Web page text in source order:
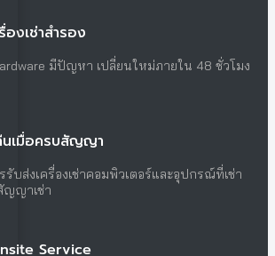
องเช่าสำรอง
มีปัญหา เปลี่ยนใหม่ภายใน 48 ชั่วโมง
เมื่อครบสัญญา
รับส่งเครื่องเช่าคอมพิวเตอร์และอุปกรณ์ที่เช่า
ญญาเช่า
Service